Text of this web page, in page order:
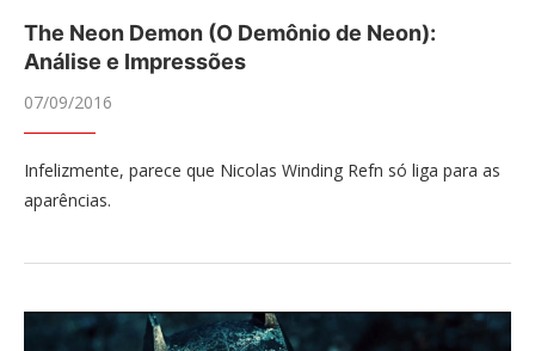
The Neon Demon (O Demônio de Neon):
Análise e Impressões
07/09/2016
Infelizmente, parece que Nicolas Winding Refn só liga para as
aparências.